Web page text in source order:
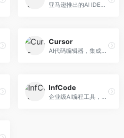
亚马逊推出的AI IDE，深度整合AWS云服务。面向AWS开发者，提供代码生成、云服务集成、部署自动化等服务，与AWS生态无缝衔接。
Cursor
AI代码编辑器，集成GPT-4模型，专注于智能编程辅助。面向开发者，提供代码生成、代码解释、错误修复等服务，编程体验流畅，开发效率高。
InfCode
企业级AI编程工具，专注于团队协作开发。面向企业开发团队，提供代码生成、代码审查、团队协作等服务，企业级功能完善。